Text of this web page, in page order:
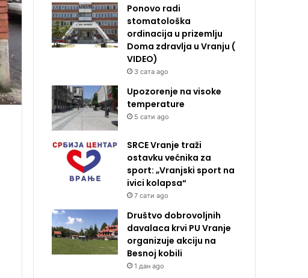
Ponovo radi
stomatološka
ordinacija u prizemlju
Doma zdravlja u Vranju (
VIDEO)
3 сата ago
Upozorenje na visoke
temperature
5 сати ago
SRCE Vranje traži
ostavku većnika za
sport: „Vranjski sport na
ivici kolapsa“
7 сати ago
Društvo dobrovoljnih
davalaca krvi PU Vranje
organizuje akciju na
Besnoj kobili
1 дан ago